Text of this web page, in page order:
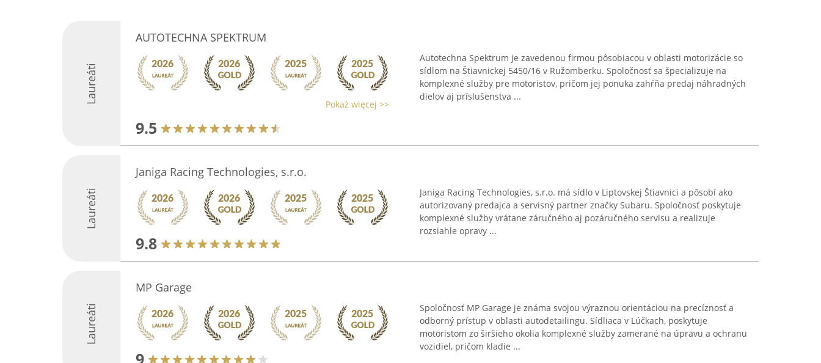
Laureáti
AUTOTECHNA SPEKTRUM
Pokaż więcej >>
9.5
Autotechna Spektrum je zavedenou firmou pôsobiacou v oblasti motorizácie so
sídlom na Štiavnickej 5450/16 v Ružomberku. Spoločnosť sa špecializuje na
komplexné služby pre motoristov, pričom jej ponuka zahŕňa predaj náhradných
dielov aj príslušenstva ...
Laureáti
Janiga Racing Technologies, s.r.o.
9.8
Janiga Racing Technologies, s.r.o. má sídlo v Liptovskej Štiavnici a pôsobí ako
autorizovaný predajca a servisný partner značky Subaru. Spoločnosť poskytuje
komplexné služby vrátane záručného aj pozáručného servisu a realizuje
rozsiahle opravy ...
Laureáti
MP Garage
9
Spoločnosť MP Garage je známa svojou výraznou orientáciou na precíznosť a
odborný prístup v oblasti autodetailingu. Sídliaca v Lúčkach, poskytuje
motoristom zo širšieho okolia komplexné služby zamerané na úpravu a ochranu
vozidiel, pričom kladie ...